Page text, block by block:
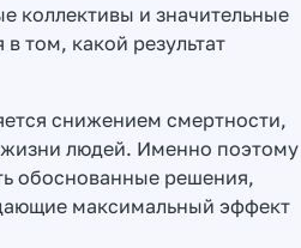
коллективы и значительные
том, какой результат
снижением смертности,
людей. Именно поэтому
обоснованные решения,
максимальный эффект